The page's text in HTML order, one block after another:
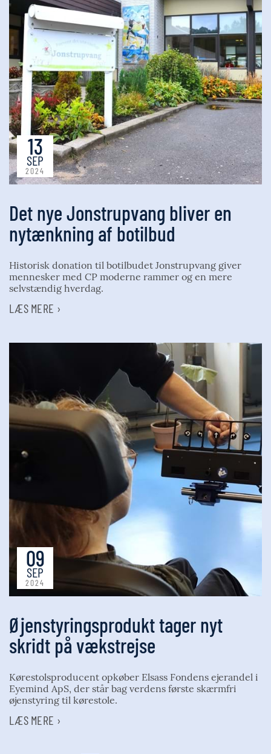
13
SEP
2024
Det nye Jonstrupvang bliver en
nytænkning af botilbud
Historisk donation til botilbudet Jonstrupvang giver
mennesker med CP moderne rammer og en mere
selvstændig hverdag.
LÆS MERE ›
09
SEP
2024
Øjenstyringsprodukt tager nyt
skridt på vækstrejse
Kørestolsproducent opkøber Elsass Fondens ejerandel i
Eyemind ApS, der står bag verdens første skærmfri
øjenstyring til kørestole.
LÆS MERE ›